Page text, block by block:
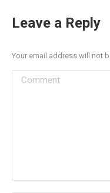
Leave a Reply
Your email address will not
Comment